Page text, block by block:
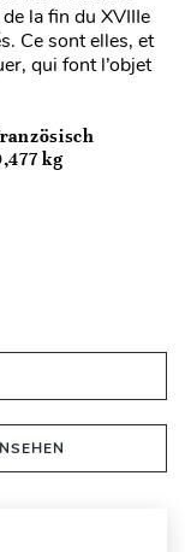
la fin du XVIIIe
Ce sont elles, et
qui font l’objet
kg